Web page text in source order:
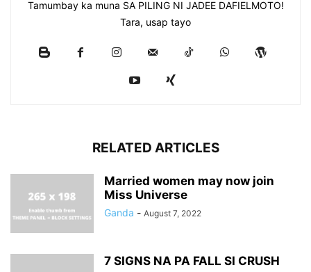
Tamumbay ka muna SA PILING NI JADEE DAFIELMOTO!
Tara, usap tayo
RELATED ARTICLES
Married women may now join
Miss Universe
Ganda - August 7, 2022
7 SIGNS NA PA FALL SI CRUSH